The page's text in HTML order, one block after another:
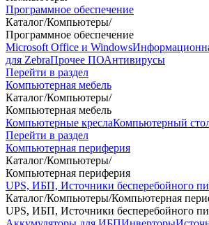
Программное обеспечение
Каталог/Компьютеры/
Программное обеспечение
Microsoft Office и Windows
для ZebraПрочее ПОАнтивирусы
Перейти в раздел
Компьютерная мебель
Каталог/Компьютеры/
Компьютерная мебель
Компьютерные креслаКомпьютерный
Перейти в раздел
Компьютерная периферия
Каталог/Компьютеры/
Компьютерная периферия
UPS, ИБП, Источники бесперебойного
Каталог/Компьютеры/Компьютерная
UPS, ИБП, Источники бесперебойного